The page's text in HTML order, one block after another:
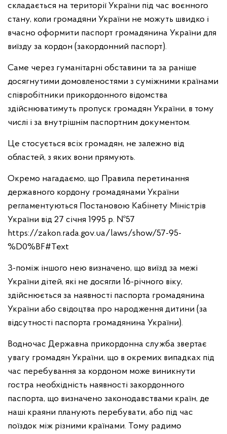
складається на території України під час воєнного
стану, коли громадяни України не можуть швидко і
вчасно оформити паспорт громадянина України для
виїзду за кордон (закордонний паспорт).
Саме через гуманітарні обставини та за раніше
досягнутими домовленостями з суміжними країнами
співробітники прикордонного відомства
здійснюватимуть пропуск громадян України, в тому
числі і за внутрішнім паспортним документом.
Це стосується всіх громадян, не залежно від
областей, з яких вони прямують.
Окремо нагадаємо, що Правила перетинання
державного кордону громадянами України
регламентуються Постановою Кабінету Міністрів
України від 27 січня 1995 р. №57
https://zakon.rada.gov.ua/laws/show/57-95-
%D0%BF#Text
З-поміж іншого нею визначено, що виїзд за межі
України дітей, які не досягли 16-річного віку,
здійснюється за наявності паспорта громадянина
України або свідоцтва про народження дитини (за
відсутності паспорта громадянина України).
Водночас Державна прикордонна служба звертає
увагу громадян України, що в окремих випадках під
час перебування за кордоном може виникнути
гостра необхідність наявності закордонного
паспорта, що визначено законодавствами країн, де
наші краяни планують перебувати, або під час
поїздок між різними країнами. Тому радимо